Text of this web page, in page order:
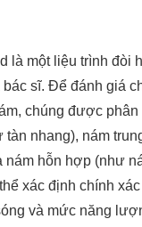
là một liệu trình đòi
bác sĩ. Để đánh giá
chúng được phân
tàn nhang), nám
nám hỗn hợp (như
xác định chính
và mức năng